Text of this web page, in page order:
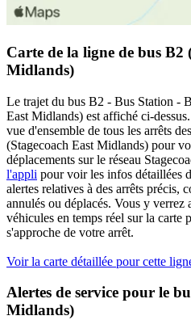
Carte de la ligne de bus B2
Midlands)
Le trajet du bus B2 - Bus Station -
East Midlands) est affiché ci-
vue d'ensemble de tous les arrêts
(Stagecoach East Midlands) pour
déplacements sur le réseau
l'appli pour voir les infos détaillées
alertes relatives à des arrêts précis,
annulés ou déplacés. Vous y verrez
véhicules en temps réel sur la carte
s'approche de votre arrêt.
Voir la carte détaillée pour cette
Alertes de service pour le
Midlands)